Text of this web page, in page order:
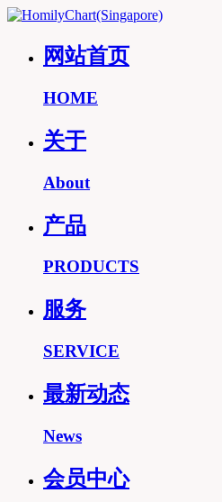
网站首页
HOME
关于
About
产品
PRODUCTS
服务
SERVICE
最新动态
News
会员中心